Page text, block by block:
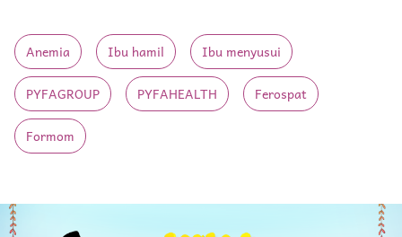
Anemia Ibu hamil Ibu menyusui
PYFAGROUP PYFAHEALTH Ferospat
Formom